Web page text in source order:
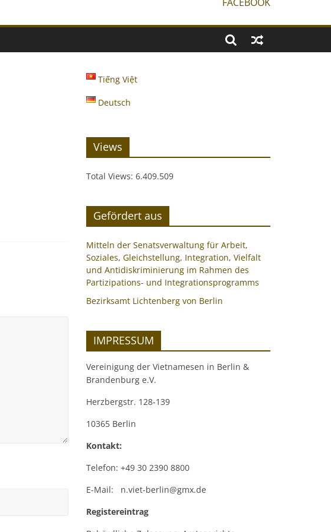
Tiếng Việt
Deutsch
Views
Total Views: 6.409.509
Gefördert aus
Mitteln der Senatsverwaltung für Arbeit,
Soziales, Gleichstellung, Integration, Vielfalt
und Antidiskriminierung im Rahmen des
Partizipations- und Integrationsprogramms
Bezirksamt Lichtenberg von Berlin
IMPRESSUM
Vereinigung der Vietnamesen in Berlin &
Brandenburg e.V.
Herzbergstr. 128-139
10365 Berlin
Kontakt:
Telefon: +49 30 2390 8800
E-Mail: n.viet-berlin@gmx.de
Registereintrag